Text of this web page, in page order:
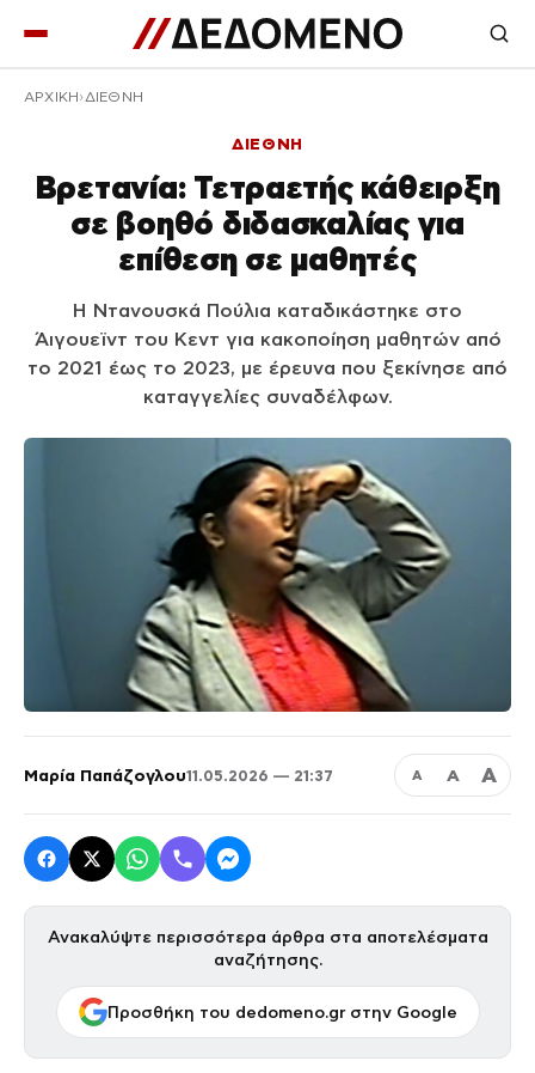
ΑΡΧΙΚΉ ΔΙΕΘΝΗ
ΔΙΕΘΝΗ
Βρετανία: Τετραετής κάθειρξη
σε βοηθό διδασκαλίας για
επίθεση σε μαθητές
Η Ντανουσκά Πούλια καταδικάστηκε στο
Άιγουεϊντ του Κεντ για κακοποίηση μαθητών από
το 2021 έως το 2023, με έρευνα που ξεκίνησε από
καταγγελίες συναδέλφων.
Μαρία Παπάζογλου11.05.2026 — 21:37 Α Α Α
Ανακαλύψτε περισσότερα άρθρα στα αποτελέσματα
αναζήτησης.
Προσθήκη του dedomeno.gr στην Google